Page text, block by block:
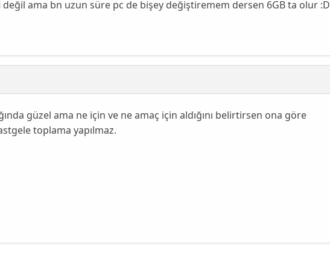
ama bn uzun süre pc de bişey değiştiremem dersen 6GB ta olur :D
güzel ama ne için ve ne amaç için aldığını belirtirsen ona göre
toplama yapılmaz.